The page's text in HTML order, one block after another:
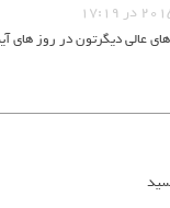
17:19
عالی دیگرتون در روز های